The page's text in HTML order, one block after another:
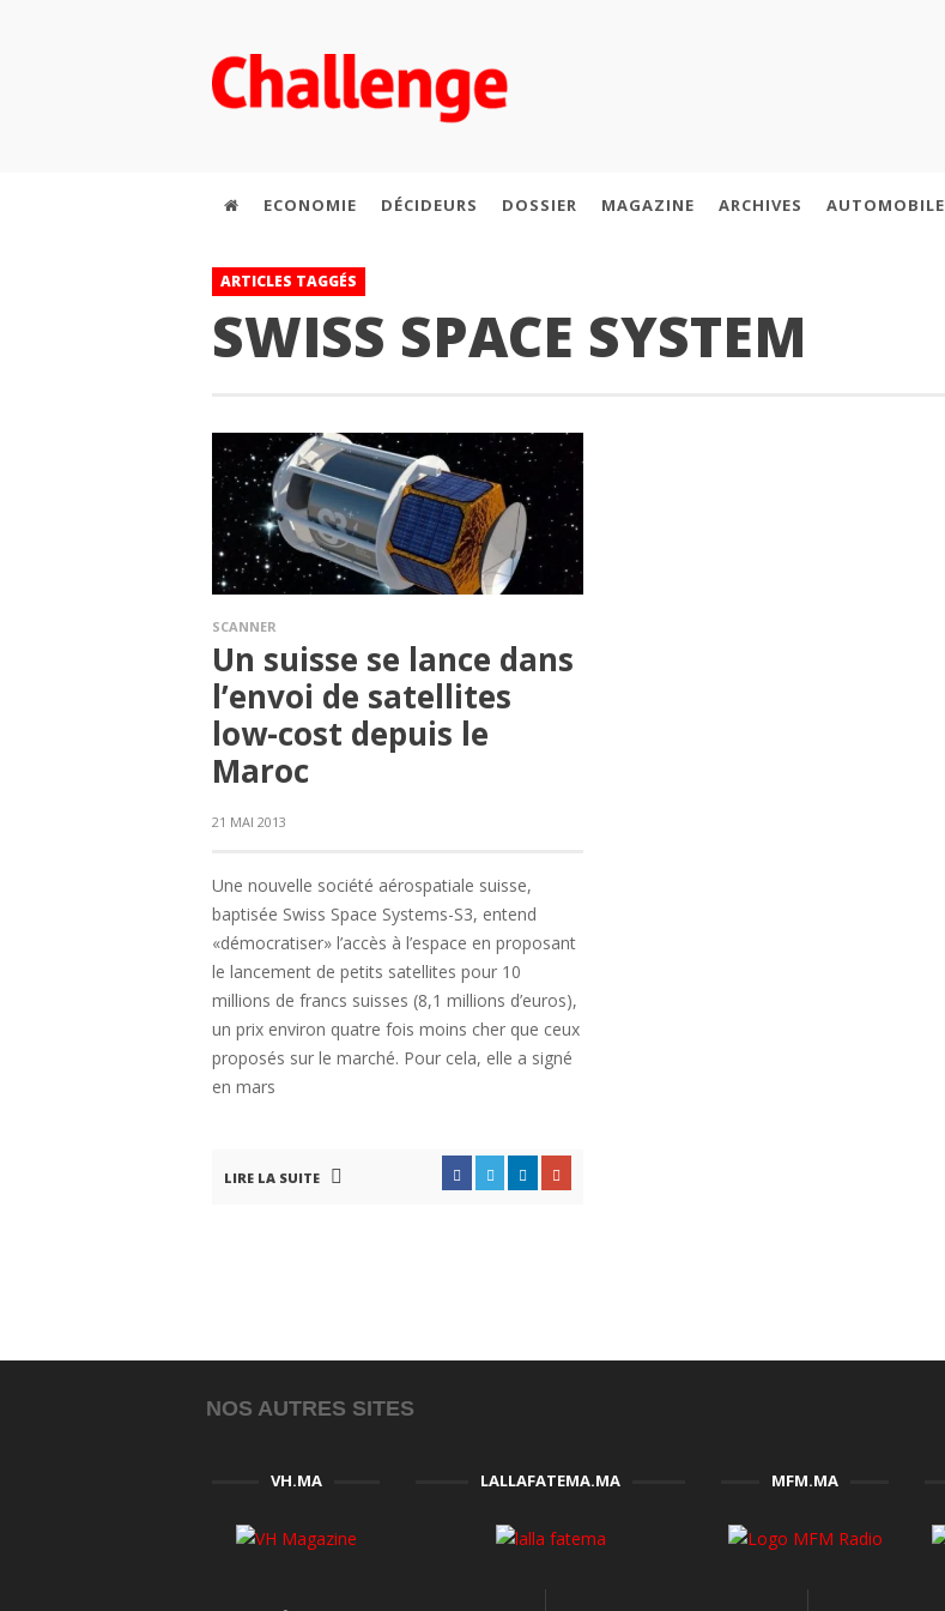
ECONOMIE DÉCIDEURS DOSSIER MAGAZINE ARCHIVES AUTOMOBILE
ARTICLES TAGGÉS
SWISS SPACE SYSTEM
SCANNER
Un suisse se lance dans
l’envoi de satellites
low-cost depuis le
Maroc
21 MAI 2013
Une nouvelle société aérospatiale suisse,
baptisée Swiss Space Systems-S3, entend
«démocratiser» l’accès à l’espace en proposant
le lancement de petits satellites pour 10
millions de francs suisses (8,1 millions d’euros),
un prix environ quatre fois moins cher que ceux
proposés sur le marché. Pour cela, elle a signé
en mars
LIRE LA SUITE
NOS AUTRES SITES
VH.MA LALLAFATEMA.MA MFM.MA